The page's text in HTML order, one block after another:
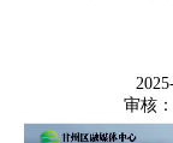
审核